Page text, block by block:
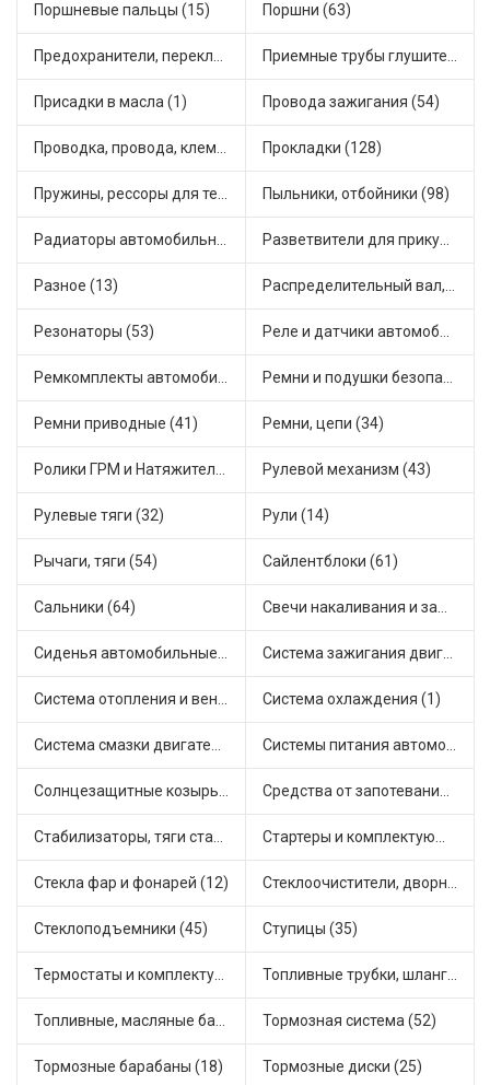
Поршневые пальцы (15) Поршни (63)
Предохранители, переключатели, кнопки автомобильные (114) Приемные трубы глушителя (32)
Присадки в масла (1) Провода зажигания (54)
Проводка, провода, клеммы и разъемы (65) Прокладки (128)
Пружины, рессоры для техники (58) Пыльники, отбойники (98)
Радиаторы автомобильные (41) Разветвители для прикуривателя (12)
Разное (13) Распределительный вал, шестерни распределительного (19)
Резонаторы (53) Реле и датчики автомобильные (270)
Ремкомплекты автомобильные (153) Ремни и подушки безопасности (16)
Ремни приводные (41) Ремни, цепи (34)
Ролики ГРМ и Натяжители (41) Рулевой механизм (43)
Рулевые тяги (32) Рули (14)
Рычаги, тяги (54) Сайлентблоки (61)
Сальники (64) Свечи накаливания и зажигания (47)
Сиденья автомобильные (1) Система зажигания двигателя (9)
Система отопления и вентиляции (47) Система охлаждения (1)
Система смазки двигателя (30) Системы питания автомобиля (42)
Солнцезащитные козырьки для салона автомобиля (4) Средства от запотевания и размораживатели стекла (3)
Стабилизаторы, тяги стабилизатора, стойки стабилиз (15) Стартеры и комплектующие (103)
Стекла фар и фонарей (12) Стеклоочистители, дворники (3)
Стеклоподъемники (45) Ступицы (35)
Термостаты и комплектующие системы охлаждения (158) Топливные трубки, шланги, магистрали и рампы (8)
Топливные, масляные баки (2) Тормозная система (52)
Тормозные барабаны (18) Тормозные диски (25)